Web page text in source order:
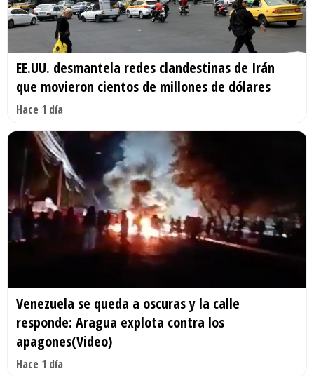
EE.UU. desmantela redes clandestinas de Irán
que movieron cientos de millones de dólares
Hace 1 día
Venezuela se queda a oscuras y la calle
responde: Aragua explota contra los
apagones(Video)
Hace 1 día